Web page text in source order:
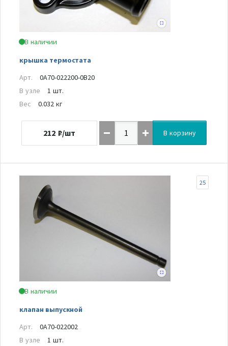
В наличии
крышка термостата
Арт.
0A70-022200-0B20
В узле
1 шт.
Вес
0.032 кг
212 ₽/шт В корзину
В наличии
клапан выпускной
25
Арт.
0A70-022002
В узле
1 шт.